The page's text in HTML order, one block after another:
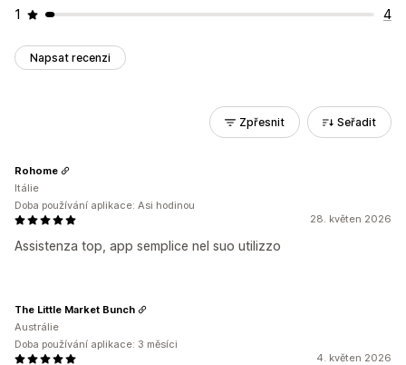
1
4
Napsat recenzi
Zpřesnit Seřadit
28. květen 2026
Assistenza top, app semplice nel suo utilizzo
Rohome
Itálie
Doba používání aplikace: Asi hodinou
4. květen 2026
The Little Market Bunch
Austrálie
Doba používání aplikace: 3 měsíci